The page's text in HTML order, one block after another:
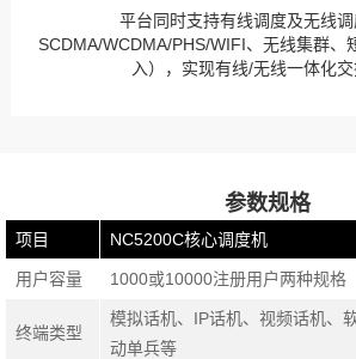
平台同时支持有线调度及无线
SCDMA/WCDMA/PHS/WIFI、无线集群、
入），实现有线/无线一体化
参数规格
项目 NC5200C核心调度机
用户容量 1000或10000注册用户两种规格
终端类型
模拟话机、IP话机、视频话机、
动单兵等